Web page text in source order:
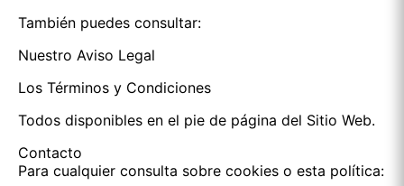
También puedes consultar:
Nuestro Aviso Legal
Los Términos y Condiciones
Todos disponibles en el pie de página del Sitio Web.
Contacto
Para cualquier consulta sobre cookies o esta política: